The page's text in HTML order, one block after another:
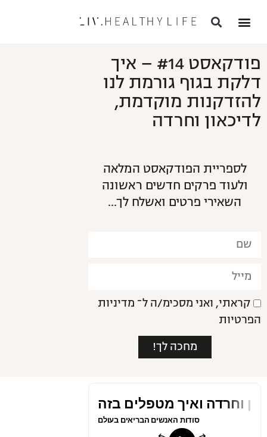
פודקאסט #14 – איך
דלקת בגוף גורמת לנו
להזדקנות מוקדמת,
לדיכאון וחרדה
לספריית הפודקאסט המלאה
ולעוד פרקים חדשים ראשונה
השאירי פרטים ואשלח לך…
קראתי, ואני מסכימ/ה ל־ מדיניות
הפרטיות
מחכה לך!